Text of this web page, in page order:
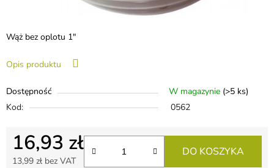
Wąż bez oplotu 1"
Opis produktu
Dostępność W magazynie (>5 ks)
Kod:
0562
16,93 zł
13,99 zł bez VAT
DO KOSZYKA